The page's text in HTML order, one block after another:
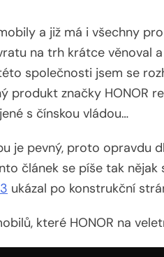
a již má i všechny
na trh krátce věnoval
společnosti jsem se
produkt značky HONOR
s čínskou vládou…
je pevný, proto opravdu
článek se píše tak nějak
ukázal po konstrukční
které HONOR na